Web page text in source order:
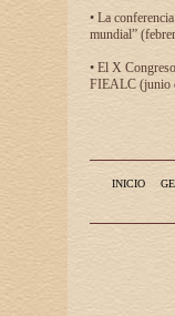
• La
mundial”
• El X
FIEALC (junio
INICIO